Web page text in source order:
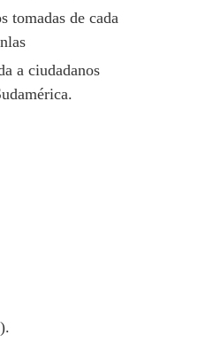
tomadas de cada
a ciudadanos